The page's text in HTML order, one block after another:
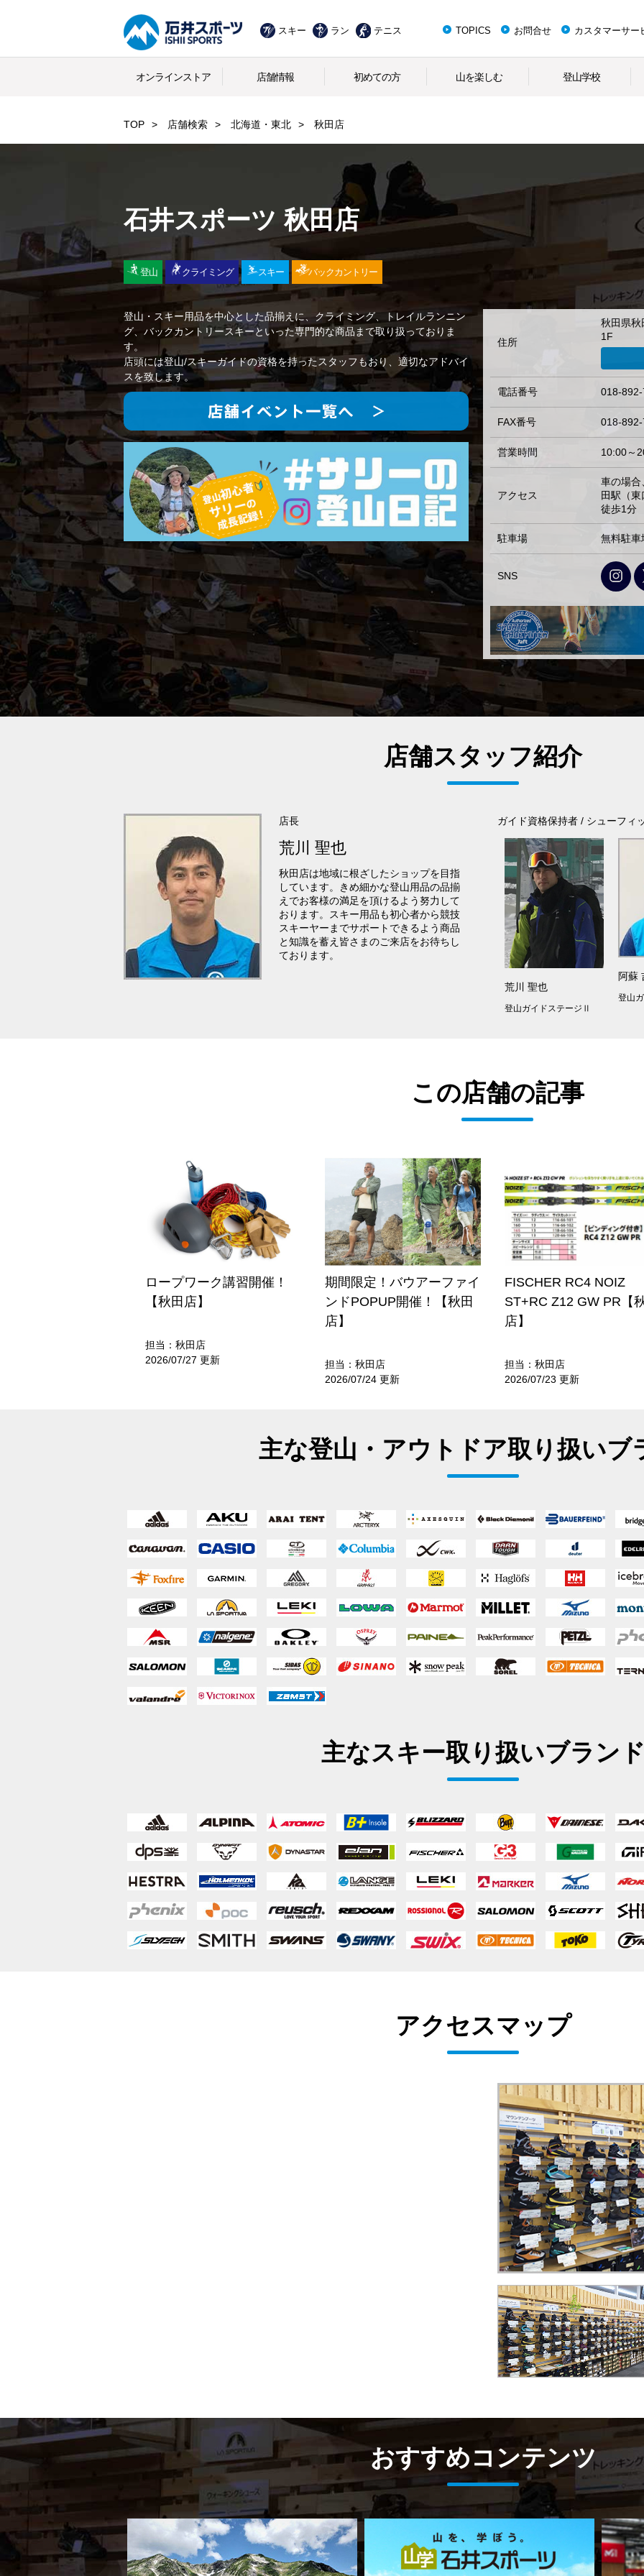
スキー ラン テニス TOPICS お問合せ カスタマーサー
オンラインストア 店舗情報 初めての方 山を楽しむ 登山学校
TOP 店舗検索 北海道・東北 秋田店
石井スポーツ 秋田店
登山 クライミング スキー バックカントリー
登山・スキー用品を中心とした品揃えに、クライミング、トレイルランニン
グ、バックカントリースキーといった専門的な商品まで取り扱っておりま
す。
店頭には登山/スキーガイドの資格を持ったスタッフもおり、適切なアドバイ
スを致します。
住所
秋田県
1F
電話番号 018-
FAX番号 018-
営業時間 10:00～
アクセス
車の場
田駅（
徒歩1分
駐車場 無料駐車
SNS
店舗スタッフ紹介
店長
荒川 聖也
秋田店は地域に根ざしたショップを目指
しています。きめ細かな登山用品の品揃
えでお客様の満足を頂けるよう努力して
おります。スキー用品も初心者から競技
スキーヤーまでサポートできるよう商品
と知識を蓄え皆さまのご来店をお待ちし
ております。
ガイド資格保持者 / シューフィ
荒川 聖也
登山ガイドステージⅡ
阿蘇
登山
この店舗の記事
ロープワーク講習開催！
【秋田店】
担当：秋田店
2026/07/27 更新
期間限定！バウアーファイ
ンドPOPUP開催！【秋田
店】
担当：秋田店
2026/07/24 更新
FISCHER RC4 NOIZ
ST+RC Z12 GW PR【
店】
担当：秋田店
2026/07/23 更新
主な登山・アウトドア取り扱いブ
主なスキー取り扱いブラン
アクセスマップ
おすすめコンテンツ